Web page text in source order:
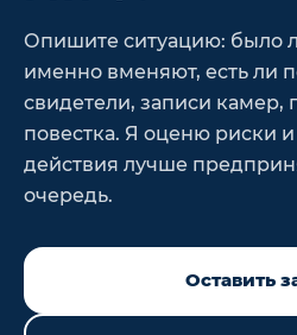
Опишите ситуацию: было
именно вменяют, есть ли
свидетели, записи камер,
повестка. Я оценю риски
действия лучше
очередь.
Оставить